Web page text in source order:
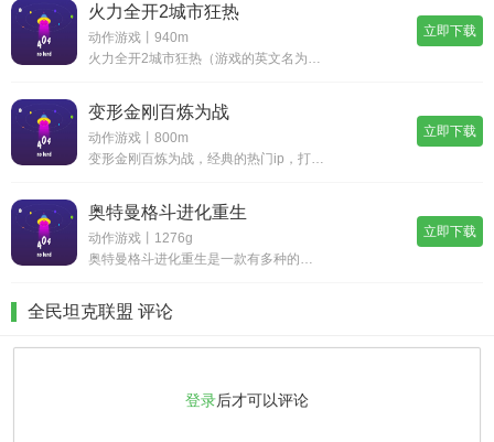
火力全开2城市狂热
动作游戏丨940m
立即下载
变形金刚百炼为战
动作游戏丨800m
立即下载
奥特曼格斗进化重生
动作游戏丨1276g
立即下载
全民坦克联盟 评论
登录后才可以评论